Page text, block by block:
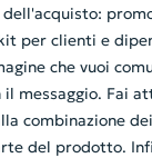
per clienti e
che vuoi
messaggio. Fai
combinazione
del prodotto.